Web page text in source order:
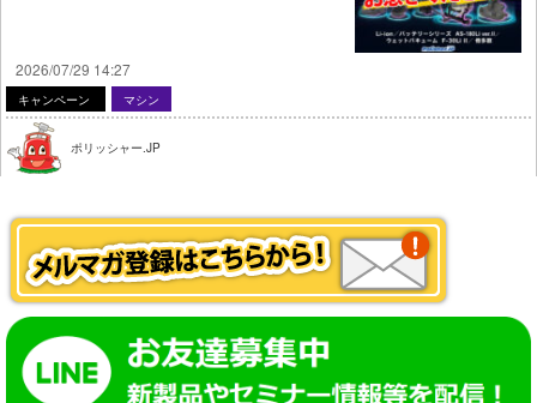
2026/07/29 14:27
キャンペーン マシン
ポリッシャー.JP